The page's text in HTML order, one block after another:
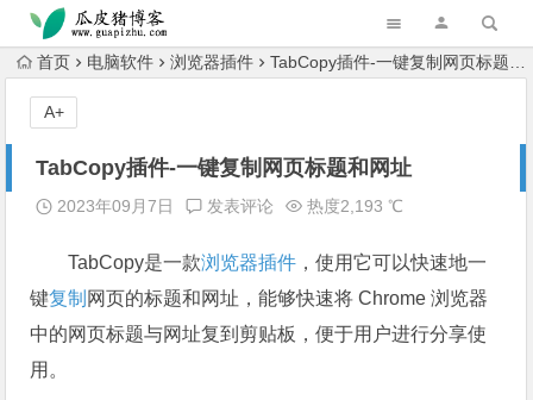
跳转到主内容
首页 电脑软件 浏览器插件 TabCopy插件-一键复制网页标题和网址
TabCopy插件-一键复制网页标题和网址
2023年09月7日 发表评论 热度2,193 ℃
TabCopy是一款浏览器插件 ，使用它可以快速地一
键复制 网页的标题和网址，能够快速将 Chrome 浏览器
中的网页标题与网址复到剪贴板，便于用户进行分享使
用。
A+